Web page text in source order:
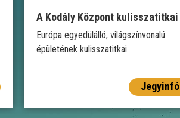
A Kodály Központ kulisszatitkai
Európa egyedülálló, világszínvonalú
épületének kulisszatitkai.
Jegyinfó